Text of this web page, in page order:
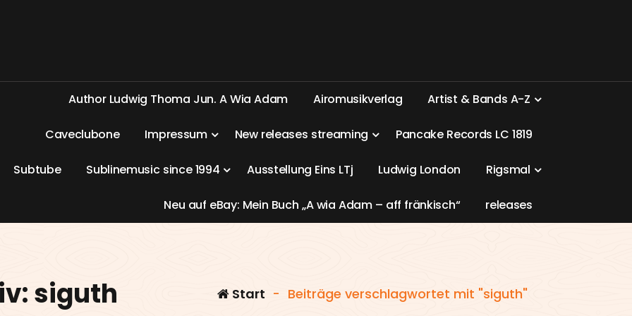
Author Ludwig Thoma Jun. AWia Adam Airomusikverlag Artist & Bands A-Z
Caveclubone Impressum New releases streaming Pancake Records LC 1819
Subtube Sublinemusic since1994 Ausstellung Eins LTj Ludwig London Rigsmal
Neu auf eBay: Mein Buch „Awia Adam – aff fränkisch“ releases
siguth Start - Beiträge verschlagwortet mit "siguth"